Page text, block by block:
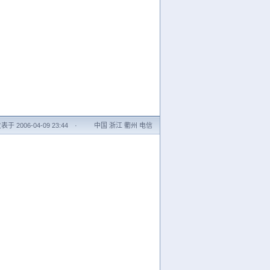
表于 2006-04-09 23:44 · 中国 浙江 衢州 电信